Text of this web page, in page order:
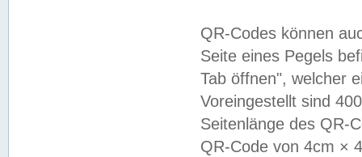
QR-Codes können
Seite eines Pegels
Tab öffnen", welcher
Voreingestellt sind
Seitenlänge des QR-
QR-Code von 4cm ×